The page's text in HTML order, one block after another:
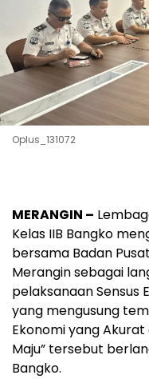
Oplus_131072
MERANGIN –
Kelas IIB Bangko
bersama Badan
Merangin sebagai
pelaksanaan Sensus
yang mengusung
Ekonomi yang
Maju” tersebut
Bangko.